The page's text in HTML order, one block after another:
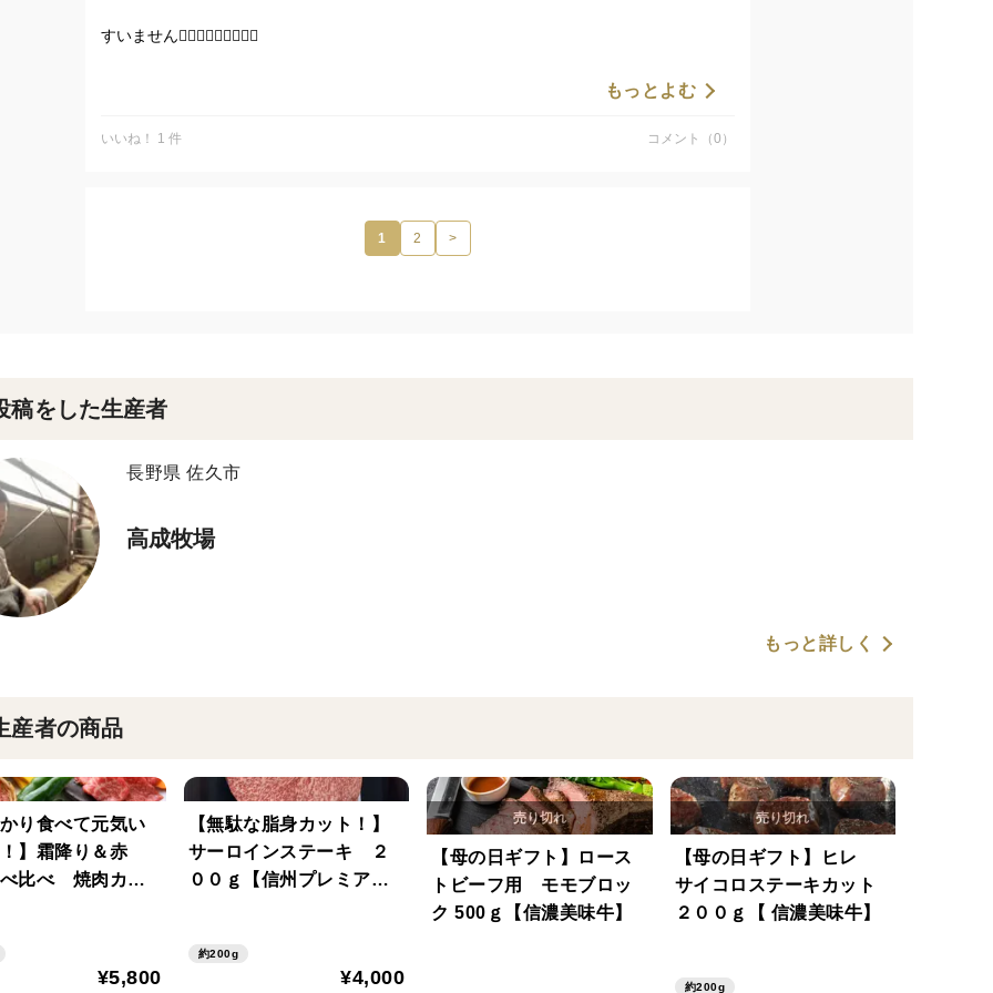
すいません🙇🏻‍♂️🙇🏻‍♂️🙇🏻‍♂️
お買い求めいただきましたお客様誠にありがとうございます🙇🏻‍♂️
もっとよむ
いいね！ 1 件 コメント（0）
1 2 >
稿をした生産者
長野県 佐久市
高成牧場
もっと詳しく
産者の商品
り食べて元気い
】霜降り＆赤
比べ 焼肉カッ
¥5,800
【無駄な脂身カット！】
サーロインステーキ ２
００ｇ【信州プレミアム
約200g
¥4,000
【母の日ギフト】ロース
トビーフ用 モモブロッ
ク 500ｇ【信濃美味牛】
【母の日ギフト】ヒレ
サイコロステーキカット
２００ｇ【 信濃美味牛】
約200g